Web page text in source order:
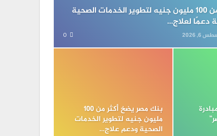
بنك مصر يضخ أكثر من 100 مليون جنيه لتطوير الخدمات الصحية
دعمًا لعلاج…
6, 2026
بنك مصر يضخ أكثر من 100
مليون جنيه لتطوير الخدمات
الصحية ودعم علاج…